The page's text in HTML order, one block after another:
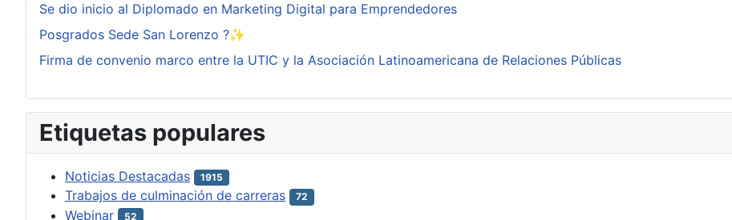
Se dio inicio al Diplomado en Marketing Digital para Emprendedores
Posgrados Sede San Lorenzo ?✨
Firma de convenio marco entre la UTIC y la Asociación Latinoamericana de Relaciones Públicas
Etiquetas populares
Noticias Destacadas 1915
Trabajos de culminación de carreras 72
Webinar 52